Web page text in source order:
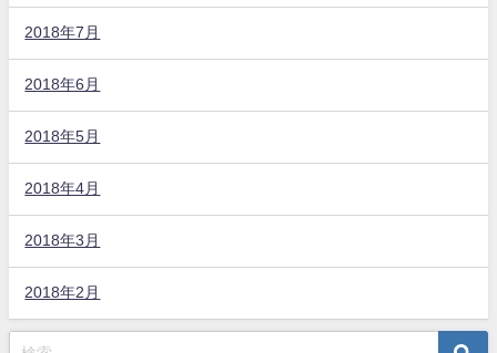
2018年7月
2018年6月
2018年5月
2018年4月
2018年3月
2018年2月